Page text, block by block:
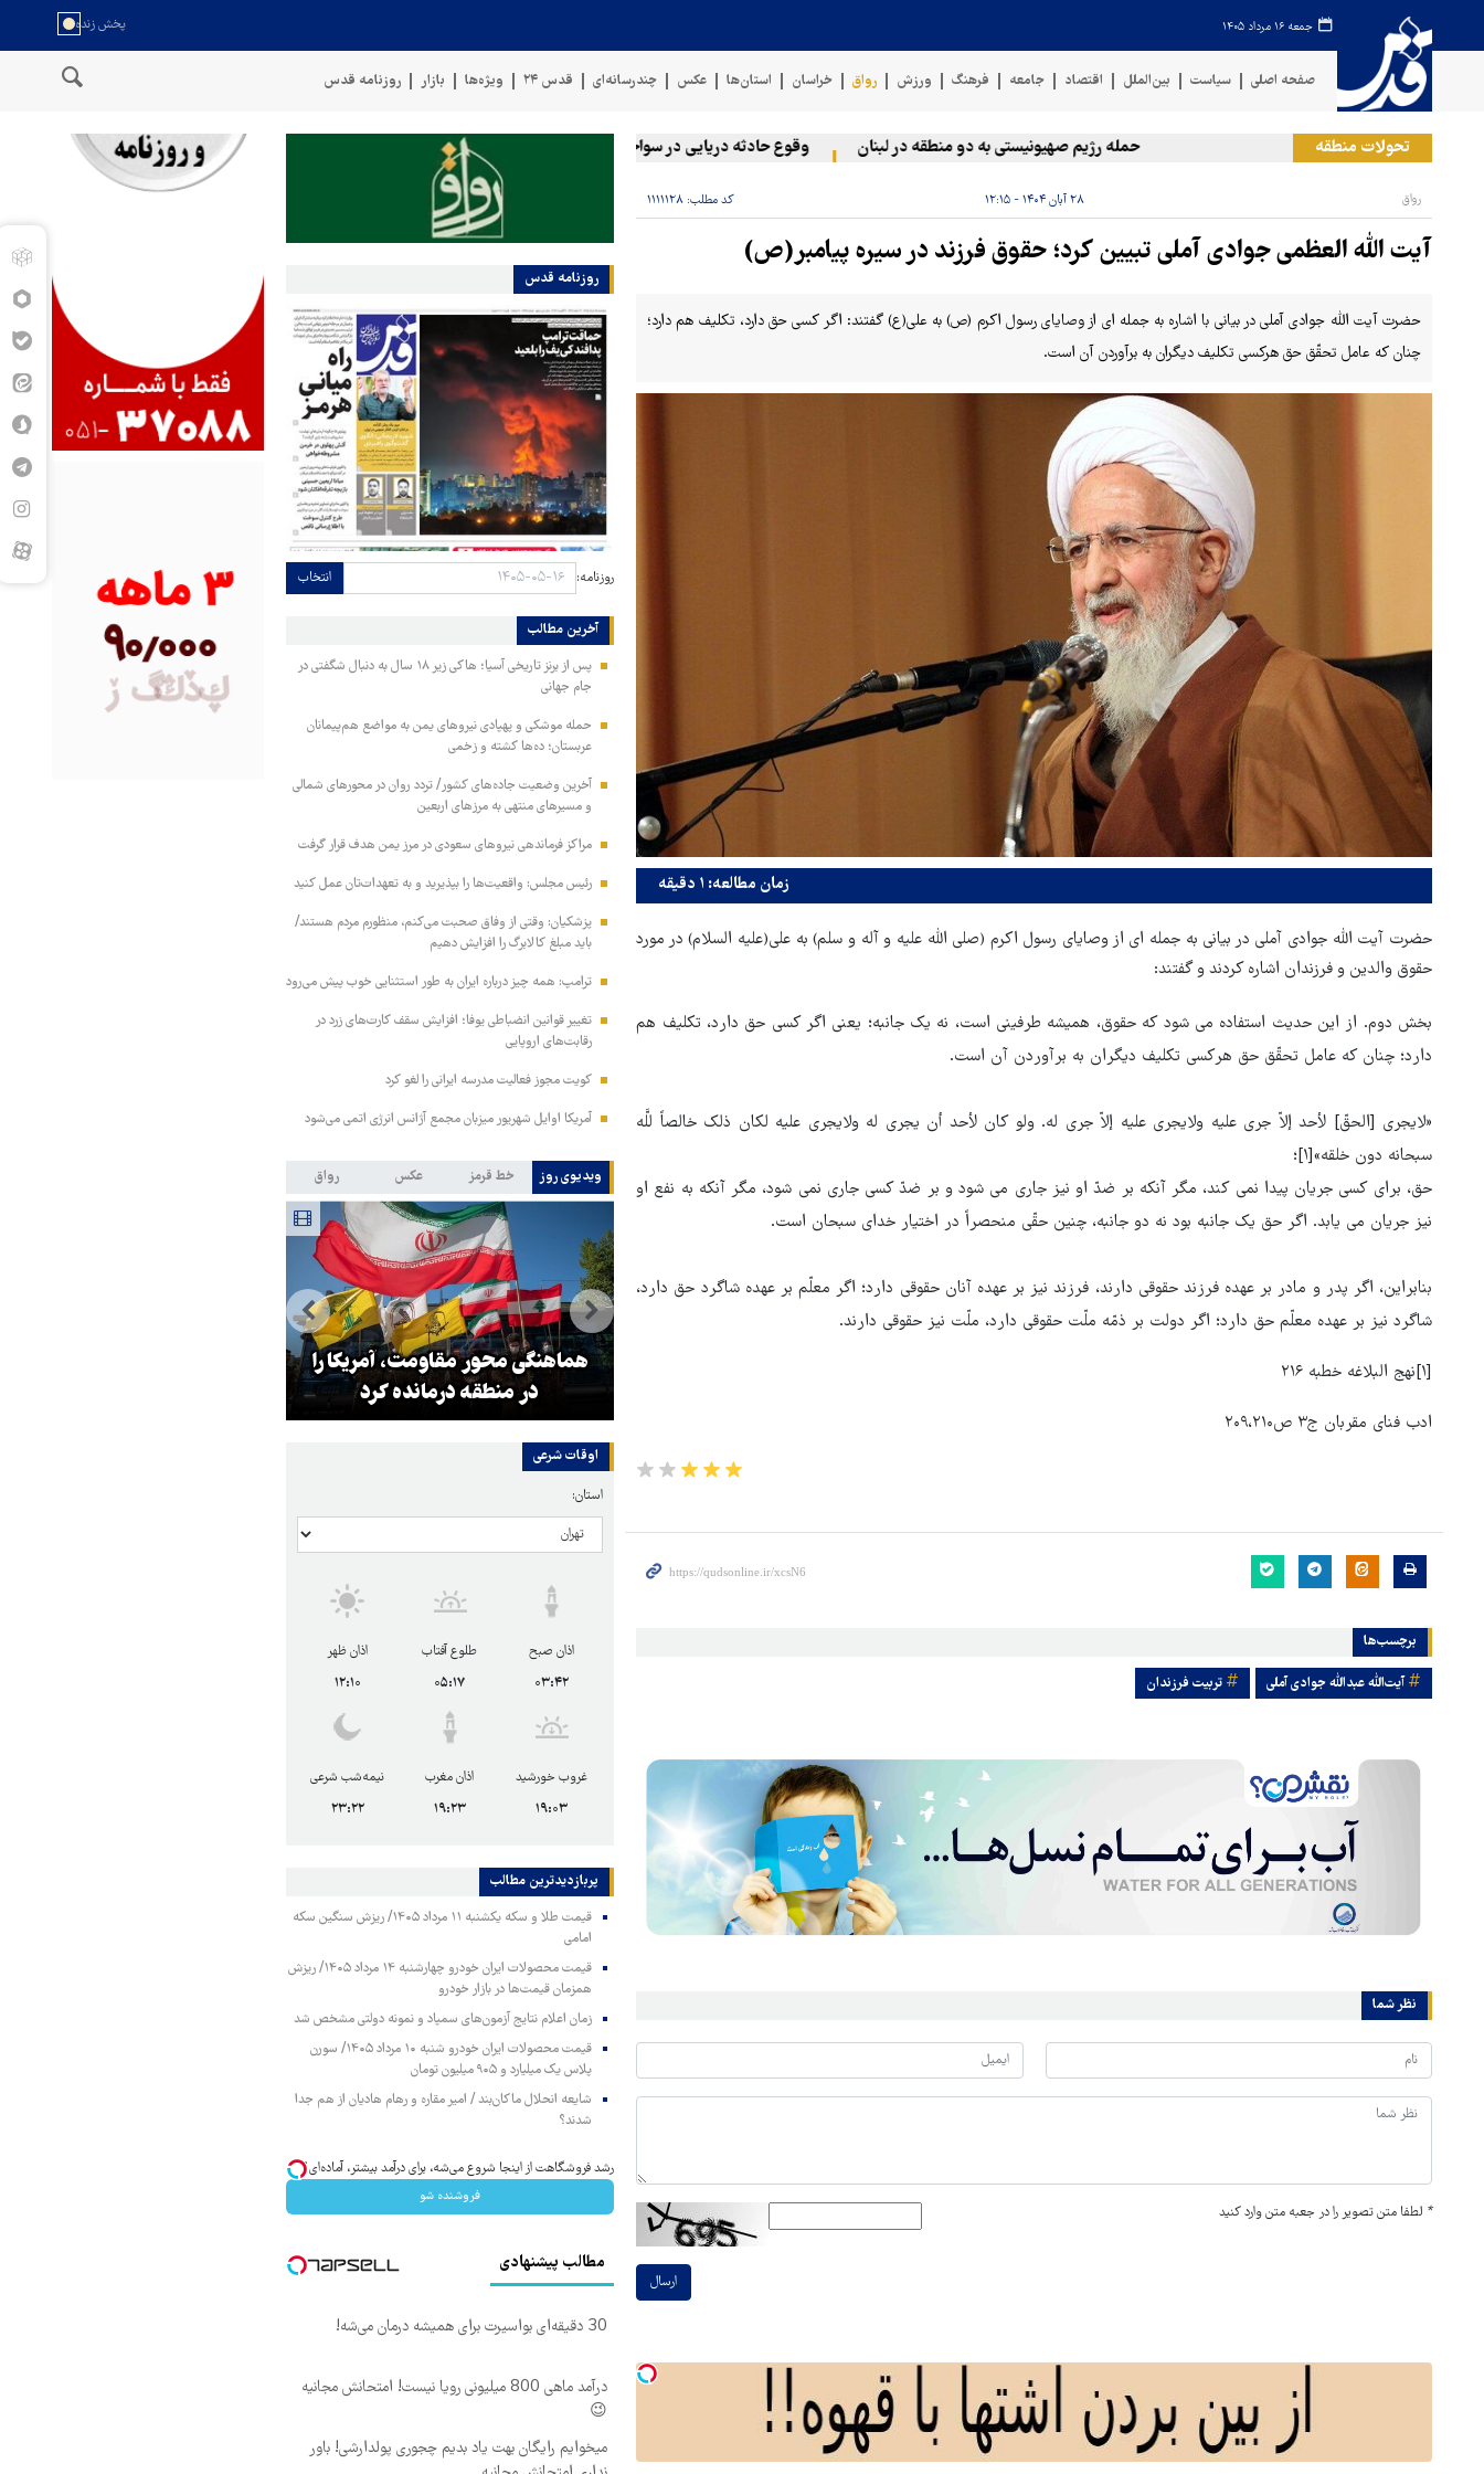
جمعه ۱۶ مرداد ۱۴۰۵
صفحه اصلی سیاست بین‌الملل اقتصاد جامعه فرهنگ ورزش رواق خراسان استان‌ها عکس چندرسانه‌ای قدس ۲۴ ویژه‌ها بازار روزنامه قدس
تحولات منطقه حمله رژیم صهیونیستی به دو منطقه در لبنان وقوع حادثه دریایی در سواحل عمان سخنگوی نیروهای مسلح یمن: کشتی نفتی عربستان را با موشک بالستیک هدف قرار
رواق ۲۸ آبان ۱۴۰۴ - ۱۲:۱۵ کد مطلب: ۱۱۱۱۱۲۸
آیت الله العظمی جوادی آملی تبیین کرد؛ حقوق فرزند در سیره پیامبر(ص)
حضرت آیت الله جوادی آملی در بیانی با اشاره به جمله ای از وصایای رسول اکرم (ص) به علی(ع) گفتند: اگر کسی حق دارد، تکلیف هم دارد؛
چنان که عامل تحقّق حق هرکسی تکلیف دیگران به برآوردن آن است.
زمان مطالعه: ۱ دقیقه
حضرت آیت الله جوادی آملی در بیانی به جمله ای از وصایای رسول اکرم (صلی الله علیه و آله و سلم) به علی(علیه السلام) در مورد
حقوق والدین و فرزندان اشاره کردند و گفتند:
بخش دوم. از این حدیث استفاده می شود که حقوق، همیشه طرفینی است، نه یک جانبه؛ یعنی اگر کسی حق دارد، تکلیف هم
دارد؛ چنان که عامل تحقّق حق هرکسی تکلیف دیگران به برآوردن آن است.
«لایجری [الحقّ] لأحد إلاّ جری علیه ولایجری علیه إلاّ جری له. ولو کان لأحد أن یجری له ولایجری علیه لکان ذلک خالصاً للَّه
سبحانه دون خلقه»[۱]؛
حق، برای کسی جریان پیدا نمی کند، مگر آنکه بر ضدّ او نیز جاری می شود و بر ضدّ کسی جاری نمی شود، مگر آنکه به نفع او
نیز جریان می یابد. اگر حق یک جانبه بود نه دو جانبه، چنین حقّی منحصراً در اختیار خدای سبحان است.
بنابراین، اگر پدر و مادر بر عهده فرزند حقوقی دارند، فرزند نیز بر عهده آنان حقوقی دارد؛ اگر معلّم بر عهده شاگرد حق دارد،
شاگرد نیز بر عهده معلّم حق دارد؛ اگر دولت بر ذمّه ملّت حقوقی دارد، ملّت نیز حقوقی دارند.
[۱]نهج البلاغه خطبه ۲۱۶
ادب فنای مقربان ج۳ ص۲۰۹،۲۱۰
برچسب‌ها
آیت‌الله عبدالله جوادی آملی تربیت فرزندان
نظر شما
* لطفا متن تصویر را در جعبه متن وارد کنید
ارسال
روزنامه قدس
روزنامه: انتخاب
آخرین مطالب
پس از برنز تاریخی آسیا؛ هاکی زیر ۱۸ سال به دنبال شگفتی در
جام جهانی
حمله موشکی و پهپادی نیروهای یمن به مواضع هم‌پیمانان
عربستان؛ ده‌ها کشته و زخمی
آخرین وضعیت جاده‌های کشور/ تردد روان در محورهای شمالی
و مسیرهای منتهی به مرزهای اربعین
مراکز فرماندهی نیروهای سعودی در مرز یمن هدف قرار گرفت
رئیس مجلس: واقعیت‌ها را بپذیرید و به تعهدات‌تان عمل کنید
پزشکیان: وقتی از وفاق صحبت می‌کنم، منظورم مردم هستند/
باید مبلغ کالابرگ را افزایش دهیم
ترامپ: همه چیز درباره ایران به طور استثنایی خوب پیش می‌رود
تغییر قوانین انضباطی یوفا؛ افزایش سقف کارت‌های زرد در
رقابت‌های اروپایی
کویت مجوز فعالیت مدرسه ایرانی را لغو کرد
آمریکا اوایل شهریور میزبان مجمع آژانس انرژی اتمی می‌شود
ویدیوی روز خط قرمز عکس رواق
مقاومت، آمریکا را
هماهنگی محور مقاومت، آمریکا را
در منطقه درمانده کرد
اوقات شرعی
استان:
اذان صبح
۰۳:۴۲
طلوع آفتاب
۰۵:۱۷
اذان ظهر
۱۲:۱۰
غروب خورشید
۱۹:۰۳
اذان مغرب
۱۹:۲۳
نیمه‌شب شرعی
۲۳:۲۲
پربازدیدترین‌ مطالب
قیمت طلا و سکه یکشنبه ۱۱ مرداد ۱۴۰۵/ ریزش سنگین سکه
امامی
قیمت محصولات ایران خودرو چهارشنبه ۱۴ مرداد ۱۴۰۵/ ریزش
همزمان قیمت‌ها در بازار خودرو
زمان اعلام نتایج آزمون‌های سمپاد و نمونه دولتی مشخص شد
قیمت محصولات ایران خودرو شنبه ۱۰ مرداد ۱۴۰۵/ سورن
پلاس یک میلیارد و ۹۰۵ میلیون تومان
شایعه انحلال ماکان‌بند / امیر مقاره و رهام هادیان از هم جدا
شدند؟
رشد فروشگاهت از اینجا شروع می‌شه، برای درآمد بیشتر، آماده‌ای؟
فروشنده شو
مطالب پیشنهادی
30 دقیقه‌ای بواسیرت برای همیشه درمان می‌شه!
درآمد ماهی 800 میلیونی رویا نیست! امتحانش مجانیه
😉
میخوایم رایگان بهت یاد بدیم چجوری پولدارشی! باور